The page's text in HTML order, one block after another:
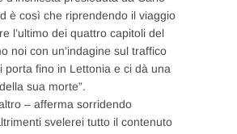
è così che riprendendo il viaggio
l’ultimo dei quattro capitoli del
noi con un’indagine sul traffico
porta fino in Lettonia e ci dà una
sua morte”.
– afferma sorridendo
svelerei tutto il contenuto